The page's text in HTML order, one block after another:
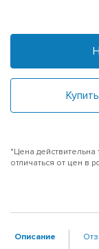
*Цена
отличаться от цен в
Описание